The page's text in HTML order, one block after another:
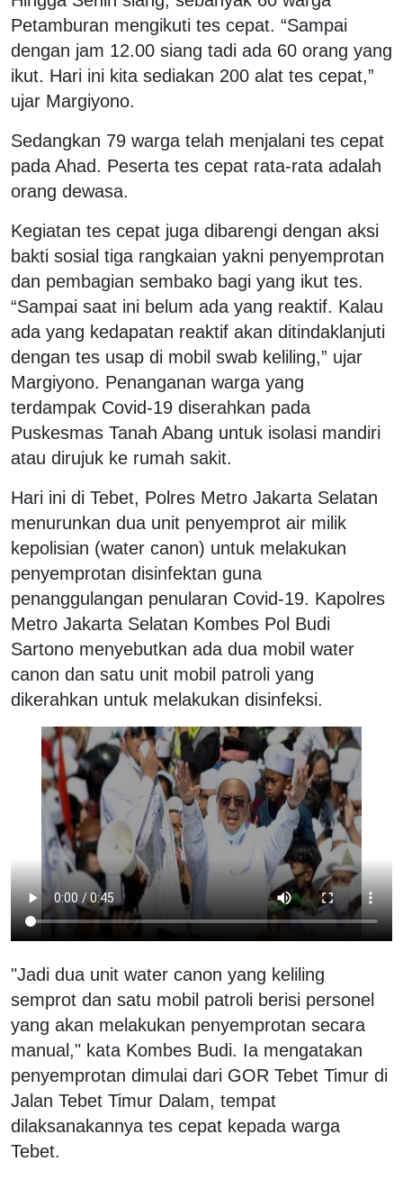
Petamburan mengikuti tes cepat. “Sampai
dengan jam 12.00 siang tadi ada 60 orang yang
ikut. Hari ini kita sediakan 200 alat tes cepat,”
ujar Margiyono.
Sedangkan 79 warga telah menjalani tes cepat
pada Ahad. Peserta tes cepat rata-rata adalah
orang dewasa.
Kegiatan tes cepat juga dibarengi dengan aksi
bakti sosial tiga rangkaian yakni penyemprotan
dan pembagian sembako bagi yang ikut tes.
“Sampai saat ini belum ada yang reaktif. Kalau
ada yang kedapatan reaktif akan ditindaklanjuti
dengan tes usap di mobil swab keliling,” ujar
Margiyono. Penanganan warga yang
terdampak Covid-19 diserahkan pada
Puskesmas Tanah Abang untuk isolasi mandiri
atau dirujuk ke rumah sakit.
Hari ini di Tebet, Polres Metro Jakarta Selatan
menurunkan dua unit penyemprot air milik
kepolisian (water canon) untuk melakukan
penyemprotan disinfektan guna
penanggulangan penularan Covid-19. Kapolres
Metro Jakarta Selatan Kombes Pol Budi
Sartono menyebutkan ada dua mobil water
canon dan satu unit mobil patroli yang
dikerahkan untuk melakukan disinfeksi.
"Jadi dua unit water canon yang keliling
semprot dan satu mobil patroli berisi personel
yang akan melakukan penyemprotan secara
manual," kata Kombes Budi. Ia mengatakan
penyemprotan dimulai dari GOR Tebet Timur di
Jalan Tebet Timur Dalam, tempat
dilaksanakannya tes cepat kepada warga
Tebet.